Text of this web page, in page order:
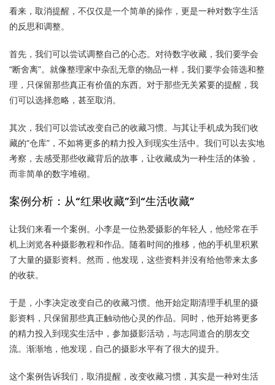
看来，取消提醒，不仅仅是一个简单的操作，更是一种对数字生活
的反思和调整。
首先，我们可以尝试调整自己的心态。对待数字收藏，我们要学会
“断舍离”。就像整理家中杂乱无章的物品一样，我们要学会筛选和整
理，只保留那些真正有价值的东西。对于那些无关紧要的提醒，我
们可以选择忽略，甚至取消。
其次，我们可以尝试改变自己的收藏习惯。与其让手机成为我们收
藏的“仓库”，不如将更多的精力投入到现实生活中。我们可以去实地
考察，去感受那些收藏背后的故事，让收藏成为一种生活的体验，
而非简单的数字堆砌。
案例分析：从“红果收藏”到“生活收藏”
让我们来看一个案例。小李是一位热爱摄影的年轻人，他经常在手
机上浏览各种摄影教程和作品。随着时间的推移，他的手机里积累
了大量的摄影资料。然而，他发现，这些资料并没有给他带来太多
的收获。
于是，小李决定改变自己的收藏习惯。他开始定期清理手机里的摄
影资料，只保留那些真正触动他心灵的作品。同时，他开始将更多
的精力投入到现实生活中，参加摄影活动，与志同道合的朋友交
流。渐渐地，他发现，自己的摄影水平有了很大的提升。
这个案例告诉我们，取消提醒，改变收藏习惯，其实是一种对生活